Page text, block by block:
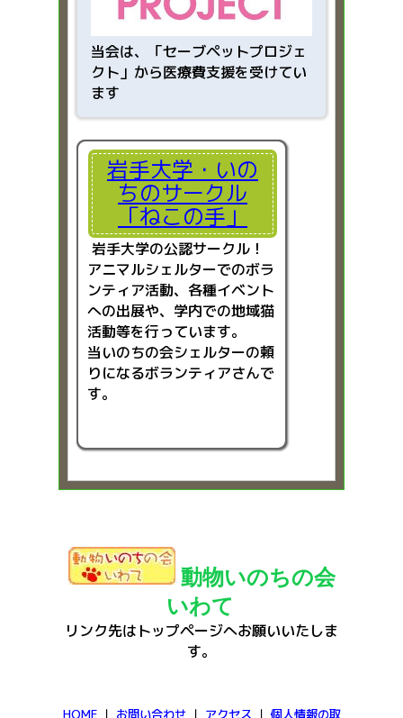
当会は、「セーブペットプロジェ
クト」から医療費支援を受けてい
ます
岩手大学・いの
ちのサークル
「ねこの手」
岩手大学の公認サークル！
アニマルシェルターでのボラ
ンティア活動、各種イベント
への出展や、学内での地域猫
活動等を行っています。
当いのちの会シェルターの頼
りになるボランティアさんで
す。
動物いのちの会
いわて
リンク先はトップページへお願いいたしま
す。
HOME｜ お問い合わせ｜ アクセス ｜ 個人情報の取